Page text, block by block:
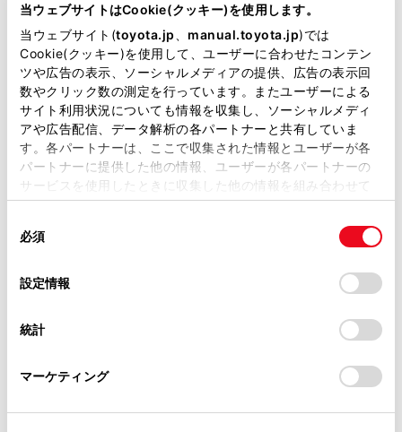
当ウェブサイトはCookie(クッキー)を使用します。
当ウェブサイト(toyota.jp manual.toyota.jp)では
Cookie(クッキー)を使用して、ユーザーに合わせたコンテン
ツや広告の表示、ソーシャルメディアの提供、広告の表示回
数やクリック数の測定を行っています。またユーザーによる
サイト利用状況についても情報を収集し、ソーシャルメディ
アや広告配信、データ解析の各パートナーと共有していま
す。各パートナーは、ここで収集された情報とユーザーが各
パートナーに提供した他の情報、ユーザーが各パートナーの
サービスを使用したときに収集した他の情報を組み合わせて
使用することがあります。当ウェブサイトの使用を続行する
デバイスにすべてのCookie(クッキー)が保存されることに同
意したことになります。Cookie(クッキー)のオプトアウト、
設定の変更、同意を撤回したりするにあたっては、当社の
「Cookie（クッキー）情報の取り扱いについて
」をご覧くだ
必須
設定情報
統計
マーケティング
装備・仕様
装備説明/用語解説
基本装備
パワステ
パワーウィンドウ
横滑防止装置